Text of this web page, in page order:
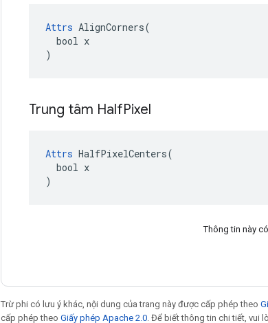
Attrs AlignCorners(
  bool x
)
Trung tâm HalfPixel
Attrs HalfPixelCenters(
  bool x
)
Thông tin này
Trừ phi có lưu ý khác, nội dung của trang này được cấp phép theo
cấp phép theo Giấy phép Apache 2.0 . Để biết thông tin chi tiết, vui